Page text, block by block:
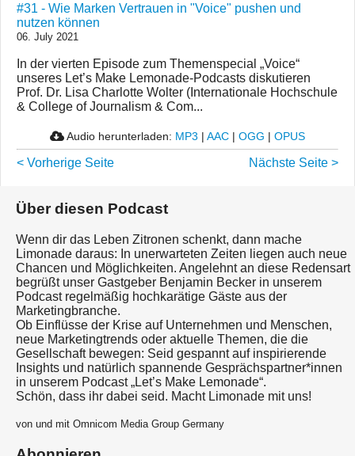
#31 - Wie Marken Vertrauen in "Voice" pushen und
nutzen können
06. July 2021
In der vierten Episode zum Themenspecial „Voice“
unseres Let’s Make Lemonade-Podcasts diskutieren
Prof. Dr. Lisa Charlotte Wolter (Internationale Hochschule
& College of Journalism & Com...
Audio herunterladen: MP3 | AAC | OGG | OPUS
< Vorherige Seite Nächste Seite >
Über diesen Podcast
Wenn dir das Leben Zitronen schenkt, dann mache
Limonade daraus: In unerwarteten Zeiten liegen auch neue
Chancen und Möglichkeiten. Angelehnt an diese Redensart
begrüßt unser Gastgeber Benjamin Becker in unserem
Podcast regelmäßig hochkarätige Gäste aus der
Marketingbranche.
Ob Einflüsse der Krise auf Unternehmen und Menschen,
neue Marketingtrends oder aktuelle Themen, die die
Gesellschaft bewegen: Seid gespannt auf inspirierende
Insights und natürlich spannende Gesprächspartner*innen
in unserem Podcast „Let’s Make Lemonade“.
Schön, dass ihr dabei seid. Macht Limonade mit uns!
von und mit Omnicom Media Group Germany